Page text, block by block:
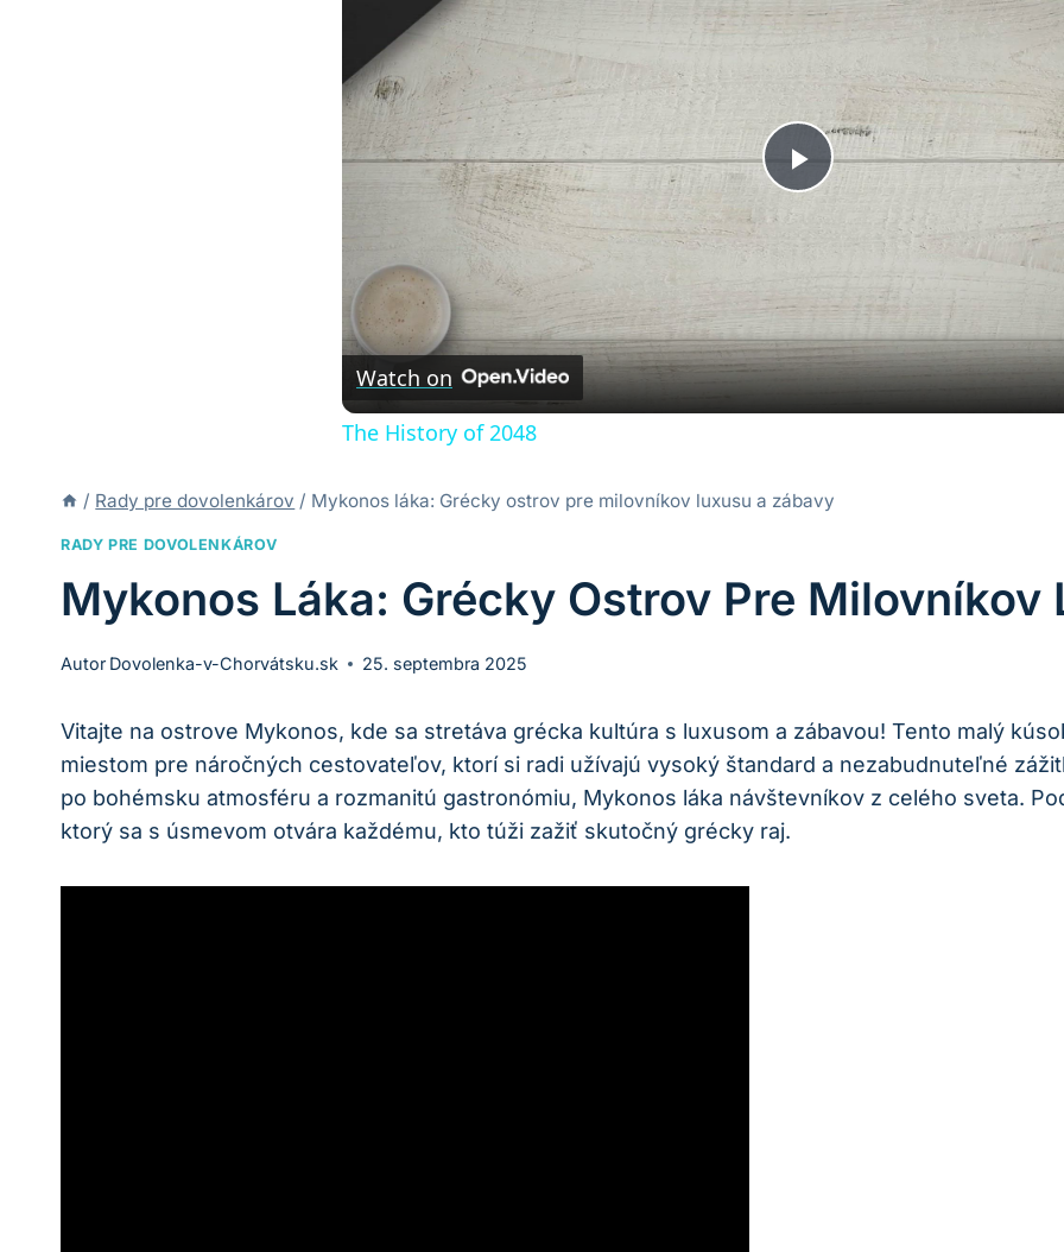
Play
Video
Watch on
The History of 2048
/ Rady pre dovolenkárov / Mykonos láka: Grécky ostrov pre milovníkov luxusu a zábavy
RADY PRE DOVOLENKÁROV
Mykonos Láka: Grécky Ostrov Pre Milovníkov
Autor Dovolenka-v-Chorvátsku.sk 25. septembra 2025
Vitajte na ostrove Mykonos, kde sa stretáva grécka kultúra s luxusom a zábavou! Tento malý
miestom pre náročných cestovateľov, ktorí si radi užívajú vysoký štandard a nezabudnuteľné
po bohémsku atmosféru a rozmanitú gastronómiu, Mykonos láka návštevníkov z celého sveta.
ktorý sa s úsmevom otvára každému, kto túži zažiť skutočný grécky raj.